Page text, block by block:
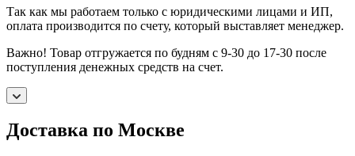
Так как мы работаем только с юридическими лицами и ИП,
оплата производится по счету, который выставляет менеджер.
Важно! Товар отгружается по будням с 9-30 до 17-30 после
поступления денежных средств на счет.
Доставка по Москве